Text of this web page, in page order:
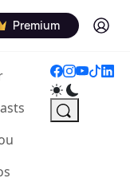
Premium Log in
(current)